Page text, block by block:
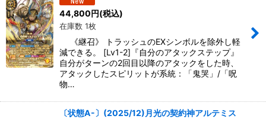
44,800円(税込)
在庫数 1枚
《継召》 トラッシュのEXシンボルを除外し軽
減できる。 [Lv1-2]『自分のアタックステップ』
自分がターンの2回目以降のアタックをした時、
アタックしたスピリットが系統：「鬼哭」/「呪
物…
〔状態A-〕(2025/12)月光の契約神アルテミス